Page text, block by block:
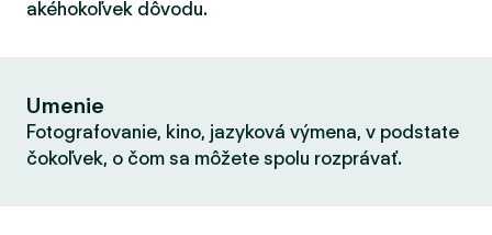
akéhokoľvek dôvodu.
Umenie
Fotografovanie, kino, jazyková výmena, v podstate
čokoľvek, o čom sa môžete spolu rozprávať.